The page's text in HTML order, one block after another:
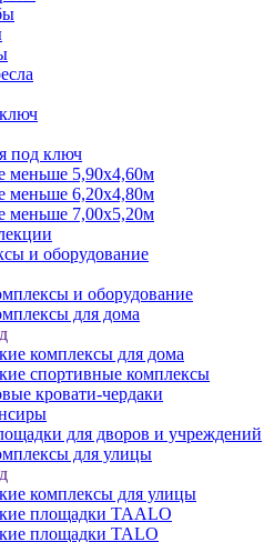
под ключ
меньше 5,90х4,60м
меньше 6,20х4,80м
меньше 7,00х5,20м
и оборудование
и оборудование
для дома
комплексы для дома
спортивные комплексы
кровати-чердаки
для дворов и учреждений
для улицы
комплексы для улицы
площадки TAALO
площадки TALO